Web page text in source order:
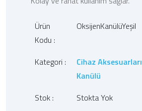
Ürün
Kodu :
OksijenKanülüYeşil
Kategori : Cihaz Aksesuarları
Kanülü
Stok :
Stokta Yok